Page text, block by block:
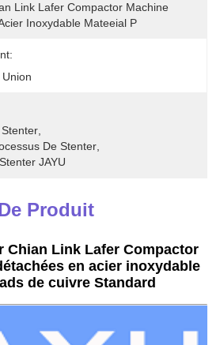
Link Lafer Compactor Machine
Inoxydable Mateeial P
De Stenter
JAYU
Produit
Chian Link Lafer Compactor
en acier inoxydable
de cuivre Standard